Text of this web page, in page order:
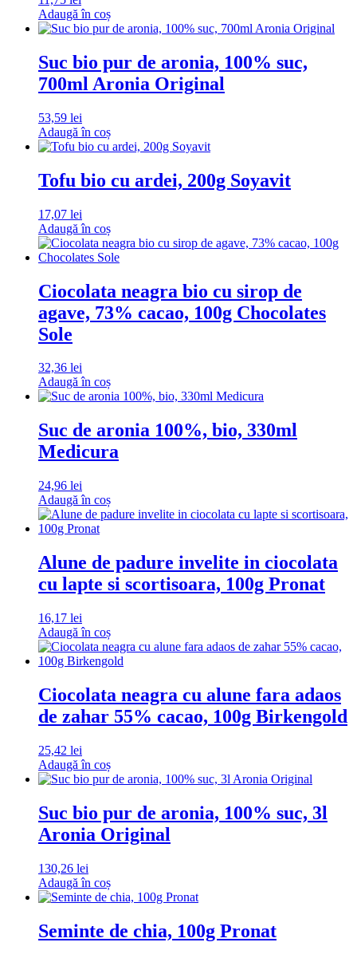
Adaugă în coș
Suc bio pur de aronia, 100% suc,
700ml Aronia Original
53,59 lei
Adaugă în coș
Tofu bio cu ardei, 200g Soyavit
17,07 lei
Adaugă în coș
Ciocolata neagra bio cu sirop de
agave, 73% cacao, 100g Chocolates
Sole
32,36 lei
Adaugă în coș
Suc de aronia 100%, bio, 330ml
Medicura
24,96 lei
Adaugă în coș
Alune de padure invelite in ciocolata
cu lapte si scortisoara, 100g Pronat
16,17 lei
Adaugă în coș
Ciocolata neagra cu alune fara adaos
de zahar 55% cacao, 100g Birkengold
25,42 lei
Adaugă în coș
Suc bio pur de aronia, 100% suc, 3l
Aronia Original
130,26 lei
Adaugă în coș
Seminte de chia, 100g Pronat